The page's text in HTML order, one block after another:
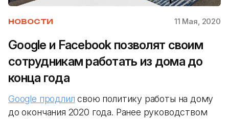
НОВОСТИ 11 Мая, 2020
Google и Facebook позволят своим
сотрудникам работать из дома до
конца года
Google продлил свою политику работы на дому
до окончания 2020 года. Ранее руководством